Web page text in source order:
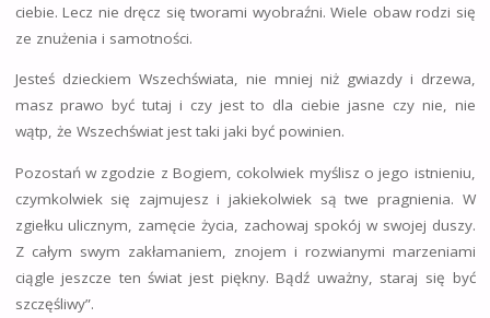
ciebie. Lecz nie dręcz się tworami wyobraźni. Wiele obaw rodzi się
ze znużenia i samotności.
Jesteś dzieckiem Wszechświata, nie mniej niż gwiazdy i drzewa,
masz prawo być tutaj i czy jest to dla ciebie jasne czy nie, nie
wątp, że Wszechświat jest taki jaki być powinien.
Pozostań w zgodzie z Bogiem, cokolwiek myślisz o jego istnieniu,
czymkolwiek się zajmujesz i jakiekolwiek są twe pragnienia. W
zgiełku ulicznym, zamęcie życia, zachowaj spokój w swojej duszy.
Z całym swym zakłamaniem, znojem i rozwianymi marzeniami
ciągle jeszcze ten świat jest piękny. Bądź uważny, staraj się być
szczęśliwy”.